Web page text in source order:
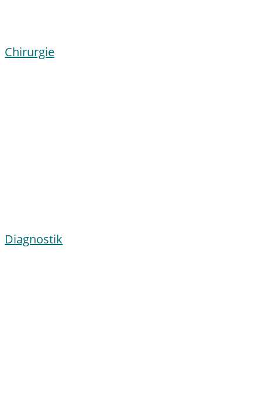
Chirurgie
Diagnostik